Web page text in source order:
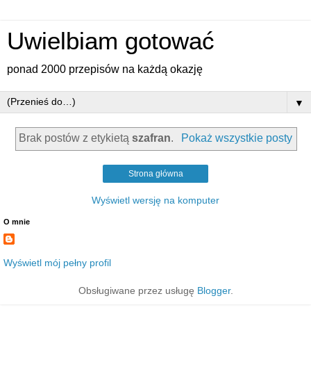
Uwielbiam gotować
ponad 2000 przepisów na każdą okazję
▼
Brak postów z etykietąszafran. Pokaż wszystkie posty
Strona główna
Wyświetl wersję na komputer
O mnie
Wyświetl mój pełny profil
Obsługiwane przez usługę Blogger.